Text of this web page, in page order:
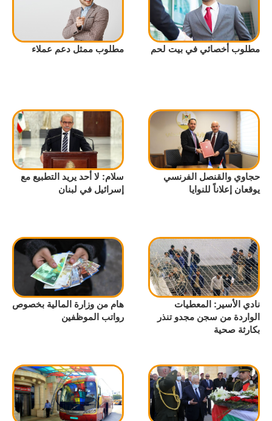
مطلوب أخصائي في بيت لحم مطلوب ممثل دعم عملاء
حجاوي والقنصل الفرنسي
يوقعان إعلاناً للنوايا
سلام: لا أحد يريد التطبيع مع
إسرائيل في لبنان
نادي الأسير: المعطيات
الواردة من سجن مجدو تنذر
بكارثة صحية
هام من وزارة المالية بخصوص
رواتب الموظفين